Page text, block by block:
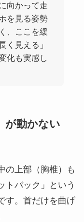
向かって走
を見る姿勢
、ここを緩
く見える」
化も実感し
が動かない
の上部（胸椎）も
トバック」という
す。首だけを曲げ